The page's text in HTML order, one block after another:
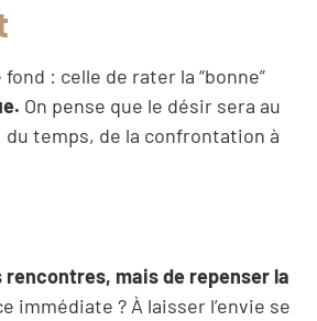
: celle de rater la “bonne”
On pense que le désir sera au
du temps, de la confrontation à
rencontres, mais de repenser la
immédiate ? À laisser l’envie se